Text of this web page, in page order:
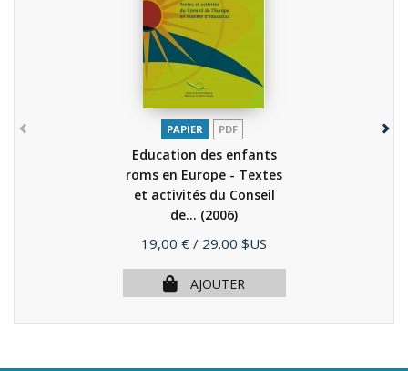
PAPIER PDF
Education des enfants
roms en Europe - Textes
et activités du Conseil
de... (2006)
Prix
19,00 € / 29.00 $US
AJOUTER